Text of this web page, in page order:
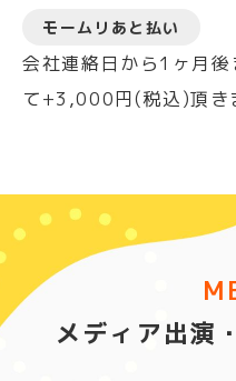
モームリあと払い
会社連絡日から1ヶ月
て+3,000円(税込)頂き
メディア出演